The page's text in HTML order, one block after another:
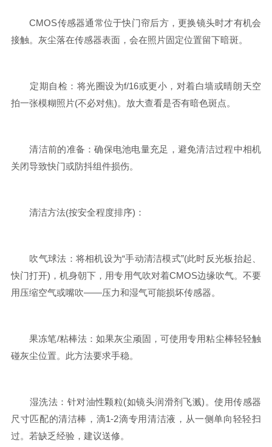
CMOS传感器通常位于快门帘后方，更换镜头时才有机会
接触。灰尘落在传感器表面，会在照片固定位置留下暗斑。
定期自检：将光圈设为f/16或更小，对着白墙或晴朗天空
拍一张模糊照片(不必对焦)。放大查看是否有暗色斑点。
清洁前的准备：确保电池电量充足，避免清洁过程中相机
关闭导致快门或防抖组件损伤。
清洁方法(按安全程度排序)：
吹气球法：将相机设为“手动清洁模式”(此时反光板抬起、
快门打开)，机身朝下，用专用气吹对着CMOS边缘吹气。不要
用压缩空气或嘴吹——压力和湿气可能损坏传感器。
果冻笔/粘棒法：如果灰尘顽固，可使用专用粘尘棒轻轻触
碰灰尘位置。此方法要求手稳。
湿洗法：针对油性颗粒(如镜头润滑剂飞溅)。使用传感器
尺寸匹配的清洁棒，滴1-2滴专用清洁液，从一侧单向轻轻扫
过。若缺乏经验，建议送修。